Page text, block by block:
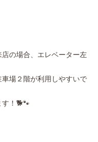
の場合、エレベーター左
場２階が利用しやすいで
！🐕🐾